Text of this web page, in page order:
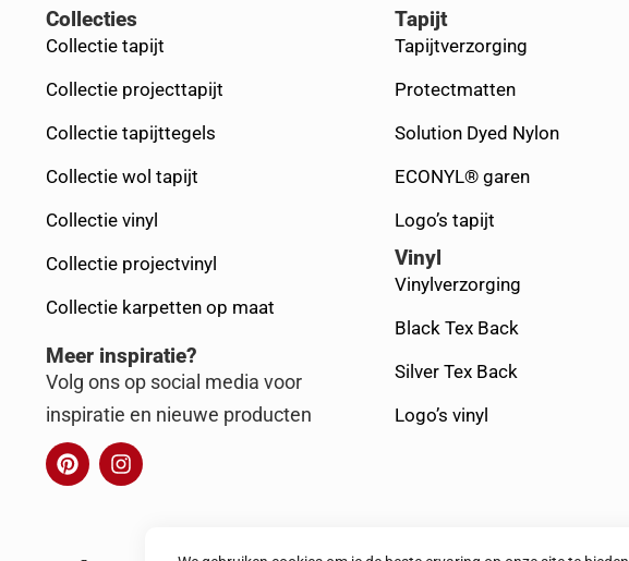
Collecties
Collectie tapijt
Collectie projecttapijt
Collectie tapijttegels
Collectie wol tapijt
Collectie vinyl
Collectie projectvinyl
Collectie karpetten op maat
Meer inspiratie?
Volg ons op social media voor
inspiratie en nieuwe producten
Tapijt
Tapijtverzorging
Protectmatten
Solution Dyed Nylon
ECONYL® garen
Logo’s tapijt
Vinyl
Vinylverzorging
Black Tex Back
Silver Tex Back
Logo’s vinyl